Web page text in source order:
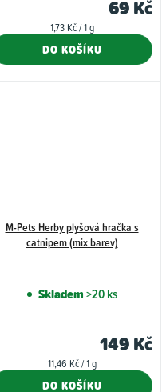
69 Kč
Měrná
1,73 Kč / 1 g
DO KOŠÍKU
M-Pets Herby plyšová hračka s
catnipem (mix barev)
Skladem>20 ks
149 Kč
Měrná
11,46 Kč / 1 g
DO KOŠÍKU